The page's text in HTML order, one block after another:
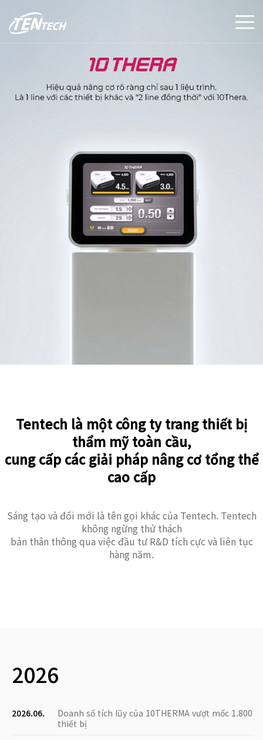
Tentech là một công ty trang thiết bị
thẩm mỹ toàn cầu,
cung cấp các giải pháp nâng cơ tổng thể
cao cấp
Sáng tạo và đổi mới là tên gọi khác của Tentech. Tentech
không ngừng thử thách
bản thân thông qua việc đầu tư R&D tích cực và liên tục
hàng năm.
2026
2026.06.
Doanh số tích lũy của 10THERMA vượt mốc 1.800
thiết bị